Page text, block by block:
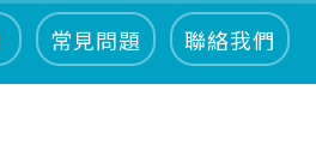
常見問題 聯絡我們